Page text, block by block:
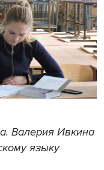
Валерия Ивкина
языку